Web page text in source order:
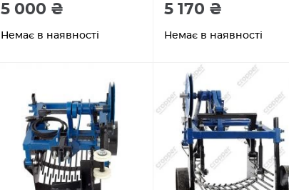
5 000 ₴
Немає в наявності
5 170 ₴
Немає в наявності